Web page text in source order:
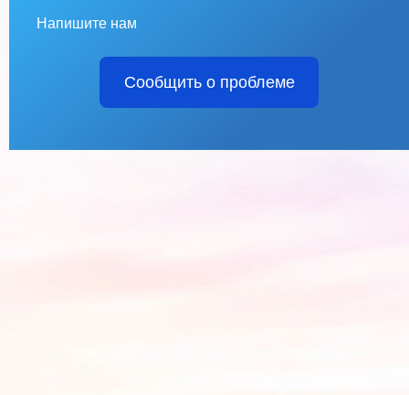
Напишите нам
Сообщить о проблеме